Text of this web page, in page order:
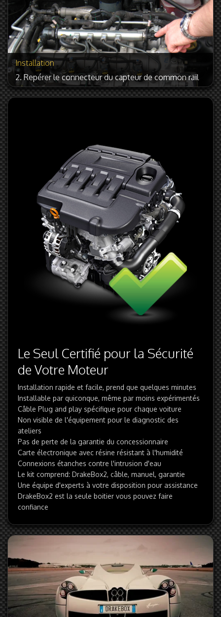
Installation
2. Repérer le connecteur du capteur de common rail
Le Seul Certifié pour la Sécurité
de Votre Moteur
Installation rapide et facile, prend que quelques minutes
Installable par quiconque, même par moins expérimentés
Câble Plug and play spécifique pour chaque voiture
Non visible de l'équipement pour le diagnostic des
ateliers
Pas de perte de la garantie du concessionnaire
Carte électronique avec résine résistant à l'humidité
Connexions étanches contre l'intrusion d'eau
Le kit comprend: DrakeBox2, câble, manuel, garantie
Une équipe d'experts à votre disposition pour assistance
DrakeBox2 est la seule boitier vous pouvez faire
confiance